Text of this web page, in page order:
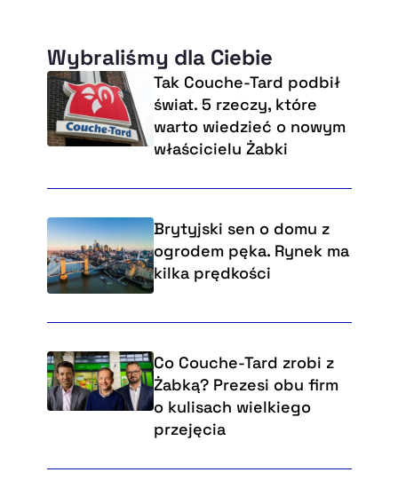
Wybraliśmy dla Ciebie
Tak Couche-Tard podbił
świat. 5 rzeczy, które
warto wiedzieć o nowym
właścicielu Żabki
Brytyjski sen o domu z
ogrodem pęka. Rynek ma
kilka prędkości
Co Couche-Tard zrobi z
Żabką? Prezesi obu firm
o kulisach wielkiego
przejęcia